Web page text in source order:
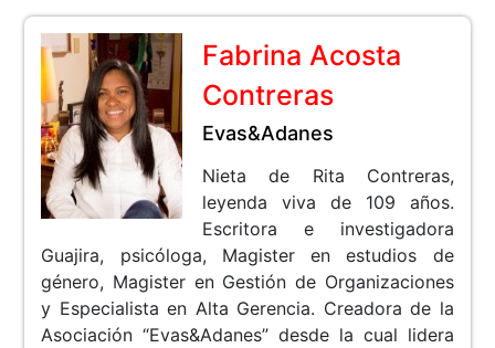
Fabrina Acosta
Contreras
Evas&Adanes
Nieta de Rita Contreras,
leyenda viva de 109 años.
Escritora e investigadora
Guajira, psicóloga, Magister en estudios de
género, Magister en Gestión de Organizaciones
y Especialista en Alta Gerencia. Creadora de la
Asociación “Evas&Adanes” desde la cual lidera